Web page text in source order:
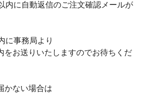
内に自動返信のご注文確認メールが
に事務局より
をお送りいたしますのでお待ちくだ
かない場合は